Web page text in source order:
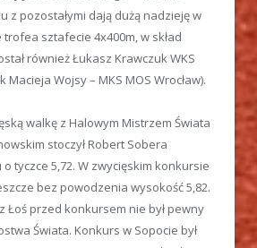
z pozostałymi dają dużą nadzieję w
sztafecie 4x400m, w skład
również Łukasz Krawczuk WKS
Macieja Wojsy – MKS MOS Wrocław).
walkę z Halowym Mistrzem Świata
stoczył Robert Sobera
tyczce 5,72. W zwycięskim konkursie
bez powodzenia wysokość 5,82.
Łoś przed konkursem nie był pewny
Świata. Konkurs w Sopocie był